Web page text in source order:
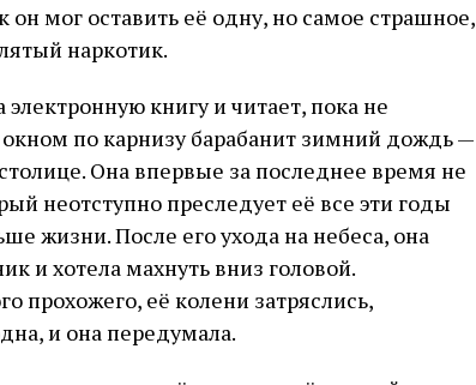
он мог оставить её одну, но самое страшное,
наркотик.
книгу и читает, пока не
окном по карнизу барабанит зимний дождь —
Она впервые за последнее время не
неотступно преследует её все эти годы
жизни. После его ухода на небеса, она
и хотела махнуть вниз головой.
прохожего, её колени затряслись,
и она передумала.